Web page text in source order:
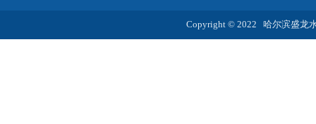
Copyright © 2022 哈尔滨盛龙